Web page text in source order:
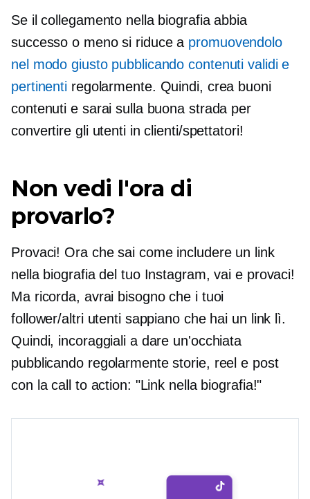
Se il collegamento nella biografia abbia
successo o meno si riduce a promuovendolo
nel modo giusto pubblicando contenuti validi e
pertinenti regolarmente. Quindi, crea buoni
contenuti e sarai sulla buona strada per
convertire gli utenti in clienti/spettatori!
Non vedi l'ora di
provarlo?
Provaci! Ora che sai come includere un link
nella biografia del tuo Instagram, vai e provaci!
Ma ricorda, avrai bisogno che i tuoi
follower/altri utenti sappiano che hai un link lì.
Quindi, incoraggiali a dare un'occhiata
pubblicando regolarmente storie, reel e post
con la call to action: "Link nella biografia!"